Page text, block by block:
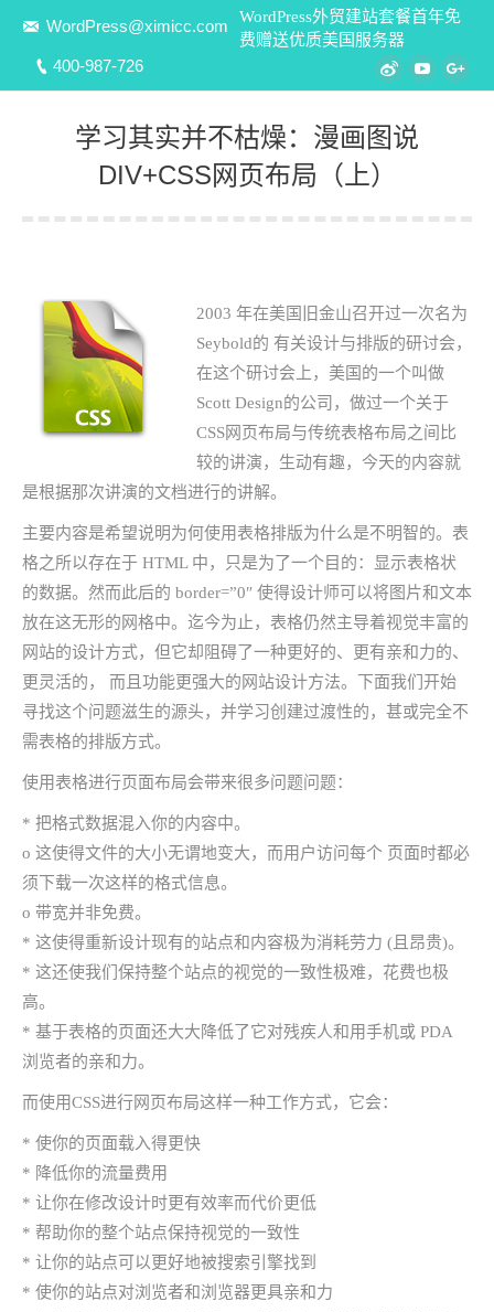
WordPress@ximicc.com
400-987-726
WordPress外贸建站套餐首年免
费赠送优质美国服务器
WeiboYouTube
学习其实并不枯燥：漫画图说
DIV+CSS网页布局（上）
2003 年在美国旧金山召开过一次名为
Seybold的 有关设计与排版的研讨会，
在这个研讨会上，美国的一个叫做
Scott Design的公司，做过一个关于
CSS网页布局与传统表格布局之间比
较的讲演，生动有趣，今天的内容就
是根据那次讲演的文档进行的讲解。
主要内容是希望说明为何使用表格排版为什么是不明智的。表
格之所以存在于 HTML 中，只是为了一个目的：显示表格状
的数据。然而此后的 border=”0″ 使得设计师可以将图片和文本
放在这无形的网格中。迄今为止，表格仍然主导着视觉丰富的
网站的设计方式，但它却阻碍了一种更好的、更有亲和力的、
更灵活的， 而且功能更强大的网站设计方法。下面我们开始
寻找这个问题滋生的源头，并学习创建过渡性的，甚或完全不
需表格的排版方式。
使用表格进行页面布局会带来很多问题问题：
* 把格式数据混入你的内容中。
o 这使得文件的大小无谓地变大，而用户访问每个 页面时都必
须下载一次这样的格式信息。
o 带宽并非免费。
* 这使得重新设计现有的站点和内容极为消耗劳力 (且昂贵)。
* 这还使我们保持整个站点的视觉的一致性极难，花费也极
高。
* 基于表格的页面还大大降低了它对残疾人和用手机或 PDA
浏览者的亲和力。
而使用CSS进行网页布局这样一种工作方式，它会：
* 使你的页面载入得更快
* 降低你的流量费用
* 让你在修改设计时更有效率而代价更低
* 帮助你的整个站点保持视觉的一致性
* 让你的站点可以更好地被搜索引擎找到
* 使你的站点对浏览者和浏览器更具亲和力